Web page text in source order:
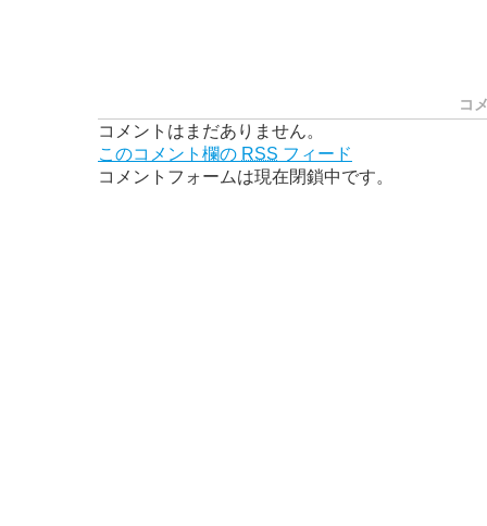
コ
コメントはまだありません。
このコメント欄の RSS フィード
コメントフォームは現在閉鎖中です。